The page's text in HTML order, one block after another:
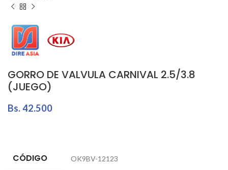
GORRO DE VALVULA CARNIVAL 2.5/3.8
(JUEGO)
Bs.42.500
CÓDIGO OK9BV-12123